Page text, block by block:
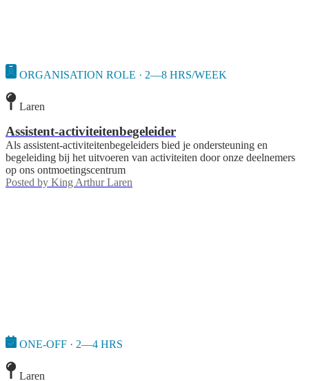
ORGANISATION ROLE · 2—8 HRS/WEEK
Laren
Assistent-activiteitenbegeleider
Als assistent-activiteitenbegeleiders bied je ondersteuning en
begeleiding bij het uitvoeren van activiteiten door onze deelnemers
op ons ontmoetingscentrum
Posted by King Arthur Laren
ONE-OFF · 2—4 HRS
Laren